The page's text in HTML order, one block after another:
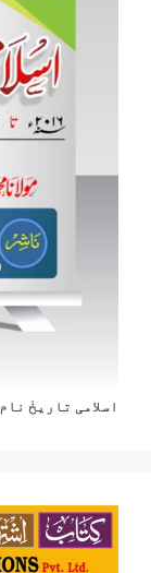
اسلامی تاریخٰ نام